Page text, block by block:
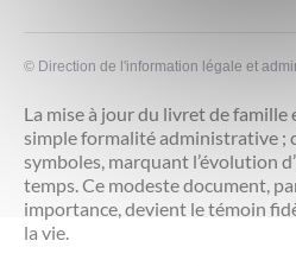
© Direction de l'information légale et
La mise à jour du livret de famille
simple formalité administrative ;
symboles, marquant l’évolution
temps. Ce modeste document,
importance, devient le témoin
la vie.